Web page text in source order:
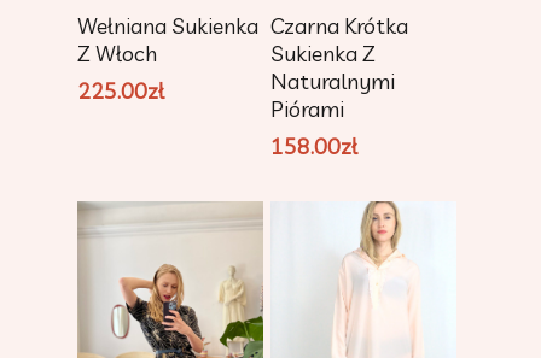
Add To Cart
Wełniana Sukienka
Z Włoch
225.00zł
Add To Cart
Czarna Krótka
Sukienka Z
Naturalnymi
Piórami
158.00zł